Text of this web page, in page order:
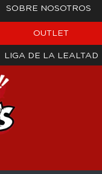
SOBRE NOSOTROS
OUTLET
LIGA DE LA LEALTAD